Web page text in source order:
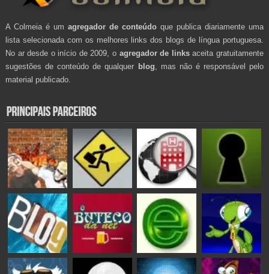
A Colmeia é um agregador de conteúdo que publica diariamente uma
lista selecionada com os melhores links dos blogs de língua portuguesa.
No ar desde o início de 2009, o agregador de linksaceita gratuitamente
sugestões de conteúdo de qualquer blog , mas não é responsável pelo
material publicado.